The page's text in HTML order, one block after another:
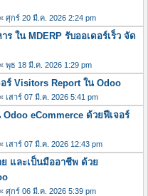
« ศุกร์ 20 มี.ค. 2026 2:24 pm
ใน MDERP รับออเดอร์เร็ว จัด
« พุธ 18 มี.ค. 2026 1:29 pm
ร์ Visitors Report ใน Odoo
« เสาร์ 07 มี.ค. 2026 5:41 pm
eCommerce ด้วยฟีเจอร์
« เสาร์ 07 มี.ค. 2026 12:43 pm
ย และเป็นมืออาชีพ ด้วย
« ศุกร์ 06 มี.ค. 2026 5:39 pm